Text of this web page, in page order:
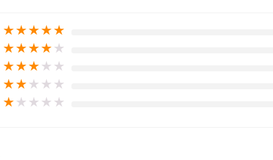
★★★★★
★★★★ ★
★★★ ★ ★
★★ ★ ★ ★
★ ★ ★ ★ ★